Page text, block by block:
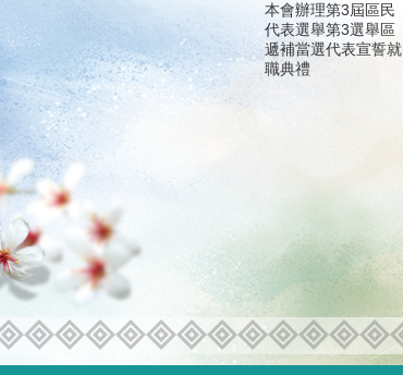
本會辦理第3屆區民
代表選舉第3選舉區
遞補當選代表宣誓就
職典禮